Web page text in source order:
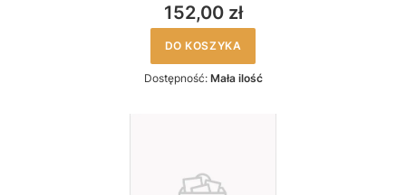
152,00 zł
DO KOSZYKA
Dostępność: Mała ilość